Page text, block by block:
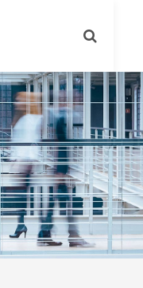
Toggle